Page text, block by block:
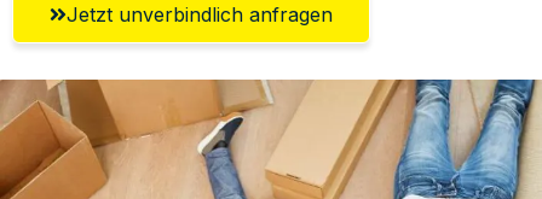
Jetzt unverbindlich anfragen